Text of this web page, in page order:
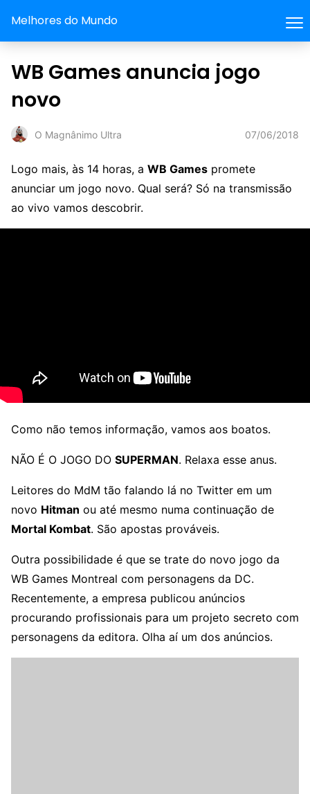
Melhores do Mundo
WB Games anuncia jogo
novo
O Magnânimo Ultra 07/06/2018
Logo mais, às 14 horas, a WB Games promete
anunciar um jogo novo. Qual será? Só na transmissão
ao vivo vamos descobrir.
Como não temos informação, vamos aos boatos.
NÃO É O JOGO DO SUPERMAN. Relaxa esse anus.
Leitores do MdM tão falando lá no Twitter em um
novo Hitman ou até mesmo numa continuação de
Mortal Kombat. São apostas prováveis.
Outra possibilidade é que se trate do novo jogo da
WB Games Montreal com personagens da DC.
Recentemente, a empresa publicou anúncios
procurando profissionais para um projeto secreto com
personagens da editora. Olha aí um dos anúncios.